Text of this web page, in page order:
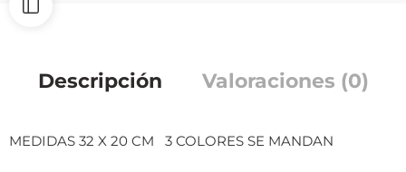
Descripción Valoraciones (0)
MEDIDAS 32 X 20 CM 3 COLORES SE MANDAN